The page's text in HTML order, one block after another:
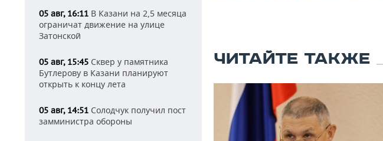
05 авг, 16:11 В Казани на 2,5 месяца
ограничат движение на улице
Затонской
05 авг, 15:45 Сквер у памятника
Бутлерову в Казани планируют
открыть к концу лета
05 авг, 14:51 Солодчук получил пост
замминистра обороны
ЧИТАЙТЕ ТАКЖЕ